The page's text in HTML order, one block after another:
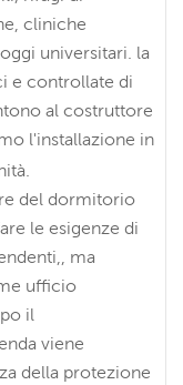
cliniche
universitari. la
e controllate di
al costruttore
l'installazione in
del dormitorio
le esigenze di
ma
ufficio
il
viene
della protezione